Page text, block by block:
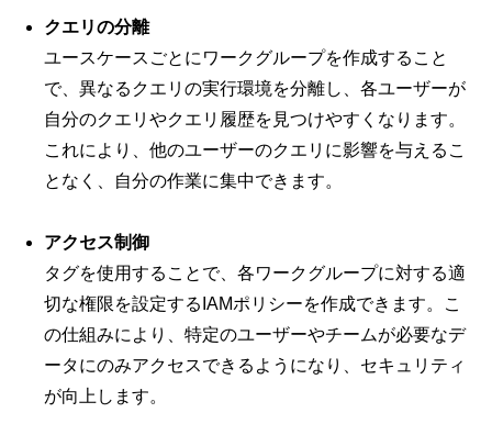
クエリの分離
ユースケースごとにワークグループを作成すること
で、異なるクエリの実行環境を分離し、各ユーザーが
自分のクエリやクエリ履歴を見つけやすくなります。
これにより、他のユーザーのクエリに影響を与えるこ
となく、自分の作業に集中できます。
アクセス制御
タグを使用することで、各ワークグループに対する適
切な権限を設定するIAMポリシーを作成できます。こ
の仕組みにより、特定のユーザーやチームが必要なデ
ータにのみアクセスできるようになり、セキュリティ
が向上します。